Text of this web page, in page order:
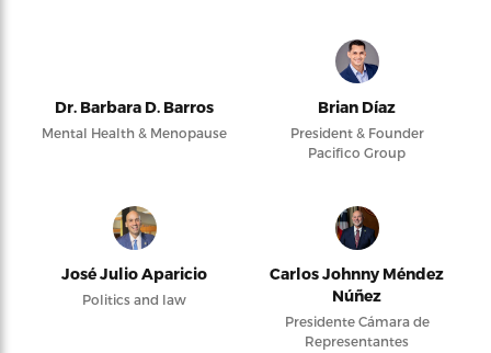
Dr. Barbara D. Barros
Mental Health & Menopause
Brian Díaz
President & Founder
Pacifico Group
José Julio Aparicio
Politics and law
Carlos Johnny Méndez
Núñez
Presidente Cámara de
Representantes